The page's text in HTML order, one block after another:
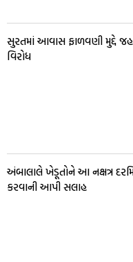
સુરતમાં આવાસ ફાળવણી મુદ્દે
વિરોધ
અંબાલાલે ખેડૂતોને આ નક્ષત્ર
કરવાની આપી સલાહ